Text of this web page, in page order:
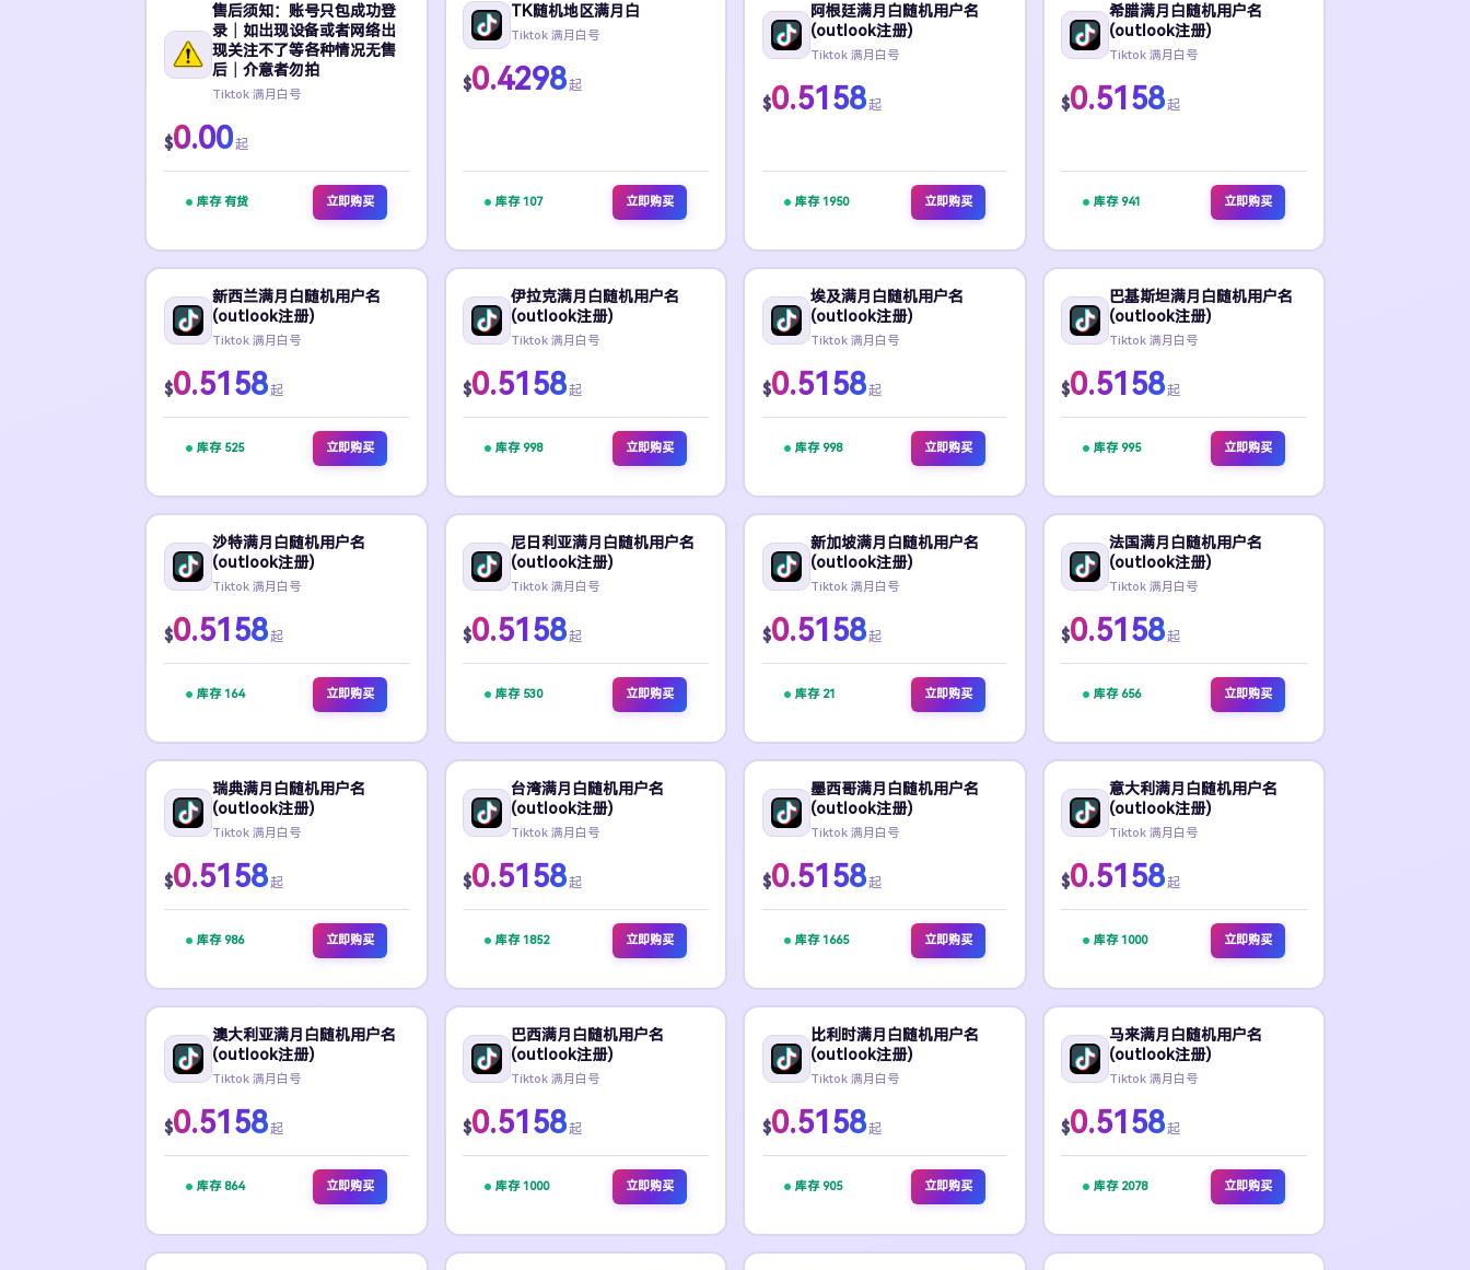
售后须知：账号只包成功登
录｜如出现设备或者网络出
现关注不了等各种情况无售
后｜介意者勿拍
Tiktok 满月白号
$0.00起
库存 有货 立即购买
TK随机地区满月白
Tiktok 满月白号
$0.4298起
库存 107 立即购买
阿根廷满月白随机用户名
(outlook注册)
Tiktok 满月白号
$0.5158起
库存 1950 立即购买
希腊满月白随机用户名
(outlook注册)
Tiktok 满月白号
$0.5158起
库存 941 立即购买
新西兰满月白随机用户名
(outlook注册)
Tiktok 满月白号
$0.5158起
库存 525 立即购买
伊拉克满月白随机用户名
(outlook注册)
Tiktok 满月白号
$0.5158起
库存 998 立即购买
埃及满月白随机用户名
(outlook注册)
Tiktok 满月白号
$0.5158起
库存 998 立即购买
巴基斯坦满月白随机用户名
(outlook注册)
Tiktok 满月白号
$0.5158起
库存 995 立即购买
沙特满月白随机用户名
(outlook注册)
Tiktok 满月白号
$0.5158起
库存 164 立即购买
尼日利亚满月白随机用户名
(outlook注册)
Tiktok 满月白号
$0.5158起
库存 530 立即购买
新加坡满月白随机用户名
(outlook注册)
Tiktok 满月白号
$0.5158起
库存 21 立即购买
法国满月白随机用户名
(outlook注册)
Tiktok 满月白号
$0.5158起
库存 656 立即购买
瑞典满月白随机用户名
(outlook注册)
Tiktok 满月白号
$0.5158起
库存 986 立即购买
台湾满月白随机用户名
(outlook注册)
Tiktok 满月白号
$0.5158起
库存 1852 立即购买
墨西哥满月白随机用户名
(outlook注册)
Tiktok 满月白号
$0.5158起
库存 1665 立即购买
意大利满月白随机用户名
(outlook注册)
Tiktok 满月白号
$0.5158起
库存 1000 立即购买
澳大利亚满月白随机用户名
(outlook注册)
Tiktok 满月白号
$0.5158起
库存 864 立即购买
巴西满月白随机用户名
(outlook注册)
Tiktok 满月白号
$0.5158起
库存 1000 立即购买
比利时满月白随机用户名
(outlook注册)
Tiktok 满月白号
$0.5158起
库存 905 立即购买
马来满月白随机用户名
(outlook注册)
Tiktok 满月白号
$0.5158起
库存 2078 立即购买